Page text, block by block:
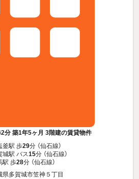
分 築1年5ヶ月 3階建の賃貸物件
釜駅 歩29分 （仙石線）
城駅 バス15分 （仙石線）
駅 歩28分 （仙石線）
県多賀城市笠神５丁目